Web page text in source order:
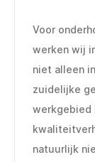
Voor
werken wij
niet alleen
zuidelijke
werkgebied
natuurlijk